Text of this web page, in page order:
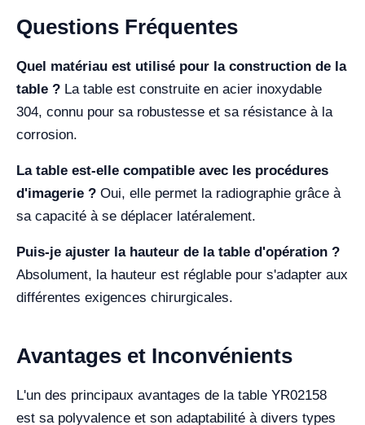
Questions Fréquentes
Quel matériau est utilisé pour la construction de la
table ? La table est construite en acier inoxydable
304, connu pour sa robustesse et sa résistance à la
corrosion.
La table est-elle compatible avec les procédures
d'imagerie ? Oui, elle permet la radiographie grâce à
sa capacité à se déplacer latéralement.
Puis-je ajuster la hauteur de la table d'opération ?
Absolument, la hauteur est réglable pour s'adapter aux
différentes exigences chirurgicales.
Avantages et Inconvénients
L'un des principaux avantages de la table YR02158
est sa polyvalence et son adaptabilité à divers types